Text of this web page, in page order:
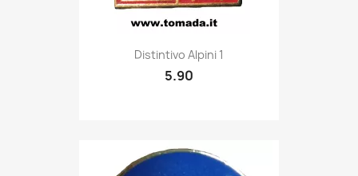
Quick view
Distintivo Alpini 1
5.90